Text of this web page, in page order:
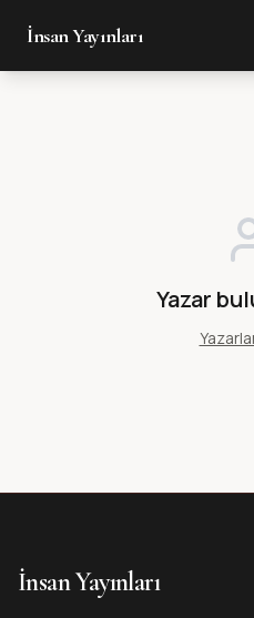
İnsan Yayınları
Yazar
İnsan Yayınları